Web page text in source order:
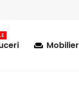
Mobilier